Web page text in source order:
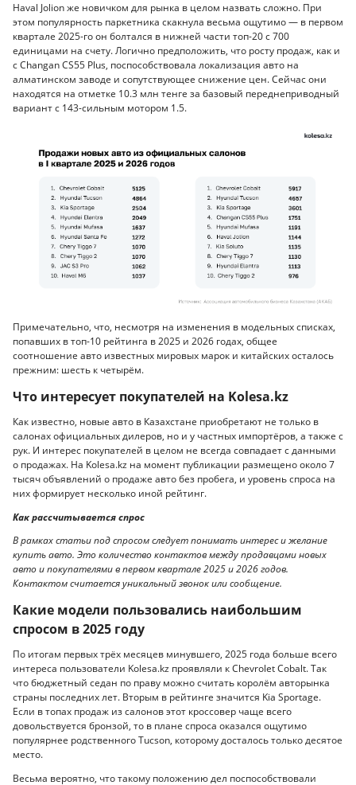
Haval Jolion же новичком для рынка в целом назвать сложно. При
этом популярность паркетника скакнула весьма ощутимо — в первом
квартале 2025-го он болтался в нижней части топ-20 с 700
единицами на счету. Логично предположить, что росту продаж, как и
с Changan CS55 Plus, поспособствовала локализация авто на
алматинском заводе и сопутствующее снижение цен. Сейчас они
находятся на отметке 10.3 млн тенге за базовый переднеприводный
вариант с 143-сильным мотором 1.5.
Примечательно, что, несмотря на изменения в модельных списках,
попавших в топ-10 рейтинга в 2025 и 2026 годах, общее
соотношение авто известных мировых марок и китайских осталось
прежним: шесть к четырём.
Что интересует покупателей на Kolesa.kz
Как известно, новые авто в Казахстане приобретают не только в
салонах официальных дилеров, но и у частных импортёров, а также с
рук. И интерес покупателей в целом не всегда совпадает с данными
о продажах. На Kolesa.kz на момент публикации размещено около 7
тысяч объявлений о продаже авто без пробега, и уровень спроса на
них формирует несколько иной рейтинг.
Как рассчитывается спрос
В рамках статьи под спросом следует понимать интерес и желание
купить авто. Это количество контактов между продавцами новых
авто и покупателями в первом квартале 2025 и 2026 годов.
Контактом считается уникальный звонок или сообщение.
Какие модели пользовались наибольшим
спросом в 2025 году
По итогам первых трёх месяцев минувшего, 2025 года больше всего
интереса пользователи Kolesa.kz проявляли к Chevrolet Cobalt. Так
что бюджетный седан по праву можно считать королём авторынка
страны последних лет. Вторым в рейтинге значится Kia Sportage.
Если в топах продаж из салонов этот кроссовер чаще всего
довольствуется бронзой, то в плане спроса оказался ощутимо
популярнее родственного Tucson, которому досталось только десятое
место.
Весьма вероятно, что такому положению дел поспособствовали